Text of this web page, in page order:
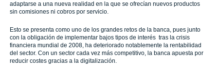
adaptarse a una nueva realidad en la que se ofrecían nuevos productos
sin comisiones ni cobros por servicio.
Esto se presenta como uno de los grandes retos de la banca, pues junto
con la obligación de implementar bajos tipos de interés tras la crisis
financiera mundial de 2008, ha deteriorado notablemente la rentabilidad
del sector. Con un sector cada vez más competitivo, la banca apuesta por
reducir costes gracias a la digitalización.